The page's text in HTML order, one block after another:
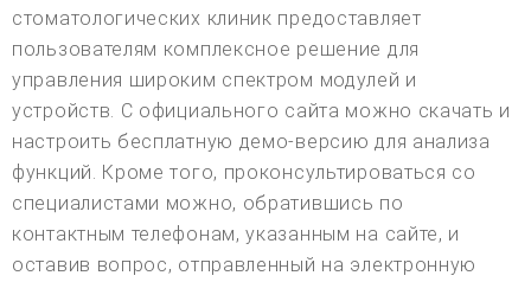
стоматологических клиник предоставляет
пользователям комплексное решение для
управления широким спектром модулей и
устройств. С официального сайта можно скачать и
настроить бесплатную демо-версию для анализа
функций. Кроме того, проконсультироваться со
специалистами можно, обратившись по
контактным телефонам, указанным на сайте, и
оставив вопрос, отправленный на электронную